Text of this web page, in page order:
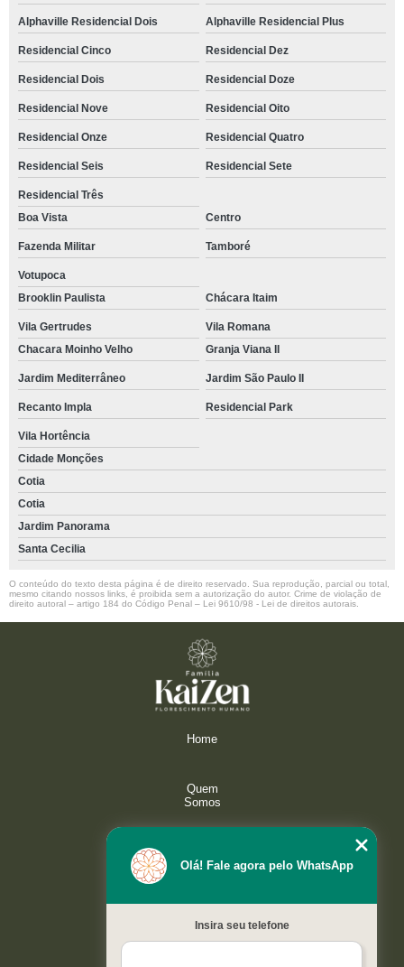
Alphaville Residencial Dois Alphaville Residencial Plus
Residencial Cinco Residencial Dez
Residencial Dois Residencial Doze
Residencial Nove Residencial Oito
Residencial Onze Residencial Quatro
Residencial Seis Residencial Sete
Residencial Três
Boa Vista
Centro
Fazenda Militar Tamboré
Votupoca
Brooklin Paulista
Chácara Itaim
Vila Gertrudes
Vila Romana
Chacara Moinho Velho
Granja Viana II
Jardim Mediterrâneo Jardim São Paulo II
Recanto Impla Residencial Park
Vila Hortência
Cidade Monções
Cotia
Cotia
Jardim Panorama
Santa Cecilia
O conteúdo do texto desta página é de direito reservado. Sua reprodução, parcial ou total,
mesmo citando nossos links, é proibida sem a autorização do autor. Crime de violação de
direito autoral – artigo 184 do Código Penal – Lei 9610/98 - Lei de direitos autorais
Home
Quem
Somos
Galeria
Olá! Fale agora pelo WhatsApp
Insira seu telefone